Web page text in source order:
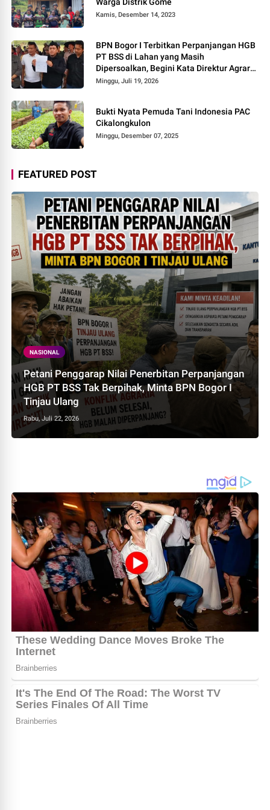
Warga Distrik Gome
Kamis, Desember 14, 2023
BPN Bogor I Terbitkan Perpanjangan HGB
PT BSS di Lahan yang Masih
Dipersoalkan, Begini Kata Direktur Agraria
Institute!
Minggu, Juli 19, 2026
Bukti Nyata Pemuda Tani Indonesia PAC
Cikalongkulon
Minggu, Desember 07, 2025
FEATURED POST
NASIONAL
Petani Penggarap Nilai Penerbitan Perpanjangan
HGB PT BSS Tak Berpihak, Minta BPN Bogor I
Tinjau Ulang
Rabu, Juli 22, 2026